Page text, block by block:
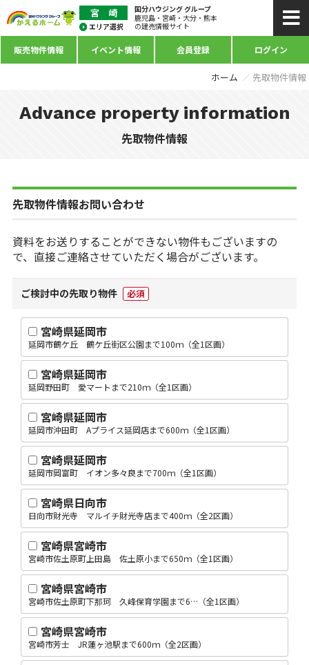
国分ハウジング グループ
鹿児島・宮崎・大分・熊本
の建売情報サイト
販売物件情報 イベント情報 会員登録 ログイン
ホーム 先取物件情報
Advance property information
先取物件情報
先取物件情報お問い合わせ
資料をお送りすることができない物件もございますの
で、直接ご連絡させていただく場合がございます。
ご検討中の先取り物件 必須
宮崎県延岡市
延岡市鶴ケ丘 鶴ケ丘街区公園まで100ｍ（全1区画）
宮崎県延岡市
延岡野田町 愛マートまで210ｍ（全1区画）
宮崎県延岡市
延岡市沖田町 Aプライス延岡店まで600ｍ（全1区画）
宮崎県延岡市
延岡市岡富町 イオン多々良まで700ｍ（全1区画）
宮崎県日向市
日向市財光寺 マルイチ財光寺店まで400ｍ（全2区画）
宮崎県宮崎市
宮崎市佐土原町上田島 佐土原小まで650ｍ（全1区画）
宮崎県宮崎市
宮崎市佐土原町下那珂 久峰保育学園まで6…（全1区画）
宮崎県宮崎市
宮崎市芳士 JR蓮ヶ池駅まで600ｍ（全2区画）